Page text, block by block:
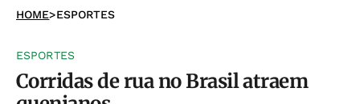
HOME>ESPORTES
ESPORTES
Corridas de rua no Brasil atraem